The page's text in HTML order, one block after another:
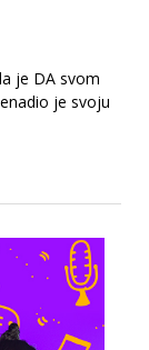
je DA svom
je svoju